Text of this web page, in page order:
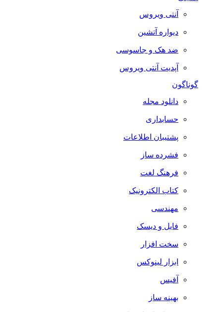
آنتی ویروس
دیواره آتشین
ضد هک و جاسوسی
آپدیت آنتی ویروس
گوناگون
دانلود مجله
حسابداری
پشتیبان اطلاعات
فشرده ساز
فرهنگ لغت
کتاب الکترونیک
مهندسی
فایل و دیسک
سخت افزار
ابزار لینوکس
آفیس
بهینه ساز